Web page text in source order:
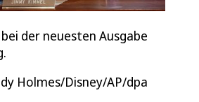
der neuesten Ausgabe
Holmes/Disney/AP/dpa